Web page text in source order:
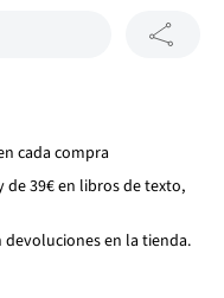
cada compra
de 39€ en libros de texto,
en la tienda.